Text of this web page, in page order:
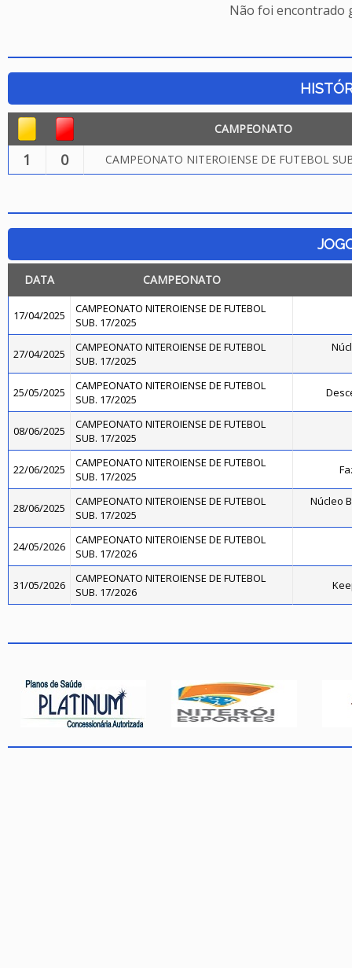
Não foi encontrado
CAMPEONATO
1 0 CAMPEONATO NITEROIENSE DE FUTEBOL
DATA CAMPEONATO
17/04/2025
CAMPEONATO NITEROIENSE DE FUTEBOL
SUB. 17/2025
27/04/2025
CAMPEONATO NITEROIENSE DE FUTEBOL
SUB. 17/2025
25/05/2025
CAMPEONATO NITEROIENSE DE FUTEBOL
SUB. 17/2025
08/06/2025
CAMPEONATO NITEROIENSE DE FUTEBOL
SUB. 17/2025
22/06/2025
CAMPEONATO NITEROIENSE DE FUTEBOL
SUB. 17/2025
28/06/2025
CAMPEONATO NITEROIENSE DE FUTEBOL
SUB. 17/2025
Núcleo
24/05/2026
CAMPEONATO NITEROIENSE DE FUTEBOL
SUB. 17/2026
31/05/2026
CAMPEONATO NITEROIENSE DE FUTEBOL
SUB. 17/2026